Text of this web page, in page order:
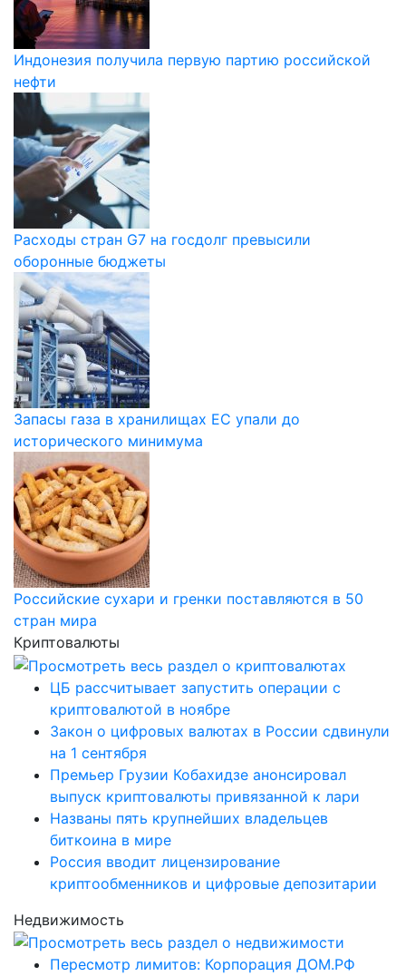
Индонезия получила первую партию российской
нефти
Расходы стран G7 на госдолг превысили
оборонные бюджеты
Запасы газа в хранилищах ЕС упали до
исторического минимума
Российские сухари и гренки поставляются в 50
стран мира
Криптовалюты
ЦБ рассчитывает запустить операции с
криптовалютой в ноябре
Закон о цифровых валютах в России сдвинули
на 1 сентября
Премьер Грузии Кобахидзе анонсировал
выпуск криптовалюты привязанной к лари
Названы пять крупнейших владельцев
биткоина в мире
Россия вводит лицензирование
криптообменников и цифровые депозитарии
Недвижимость
Пересмотр лимитов: Корпорация ДОМ.РФ